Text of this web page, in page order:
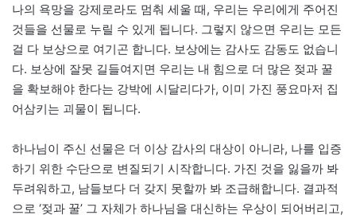
나의 욕망을 강제로라도 멈춰 세울 때, 우리는 우리에게 주어진
것들을 선물로 누릴 수 있게 됩니다. 그렇지 않으면 우리는 모든
걸 다 보상으로 여기곤 합니다. 보상에는 감사도 감동도 없습니
다. 보상에 잘못 길들여지면 우리는 내 힘으로 더 많은 젖과 꿀
을 확보해야 한다는 강박에 시달리다가, 이미 가진 풍요마저 집
어삼키는 괴물이 됩니다.
하나님이 주신 선물은 더 이상 감사의 대상이 아니라, 나를 입증
하기 위한 수단으로 변질되기 시작합니다. 가진 것을 잃을까 봐
두려워하고, 남들보다 더 갖지 못할까 봐 조급해합니다. 결과적
으로 ‘젖과 꿀’ 그 자체가 하나님을 대신하는 우상이 되어버리고,